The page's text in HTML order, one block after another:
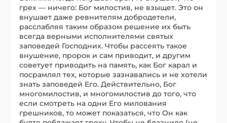
грех — ничего: Бог милостив, не взыщет. Это он
внушает даже ревнителям добродетели,
расслабляя таким образом решение их быть
всегда верными исполнителями святых
заповедей Господних. Чтобы рассеять такое
внушение, пророк и сам приводит, и другим
советует приводить на память, как Бог карал и
посрамлял тех, которые зазнавались и не хотели
знать заповедей Его. Действительно, Бог
многомилостив, и многомилостив до того, что
если смотреть на одни Его милования
грешников, то может показаться, что Он как